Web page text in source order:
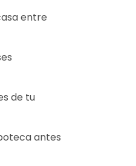
entre
de tu
antes